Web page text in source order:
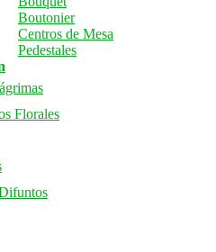
Boutonier
Centros de Mesa
Pedestales
Florales